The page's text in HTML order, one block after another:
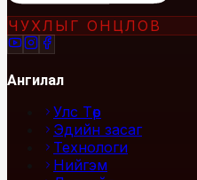
ЧУХЛЫГ ОНЦЛОВ
Ангилал
Улс Төр
Эдийн засаг
Технологи
Нийгэм